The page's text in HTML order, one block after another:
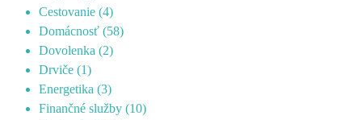
Cestovanie (4)
Domácnosť (58)
Dovolenka (2)
Drviče (1)
Energetika (3)
Finančné služby (10)